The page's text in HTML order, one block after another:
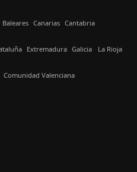
Baleares Canarias Cantabria
Extremadura Galicia La Rioja
Comunidad Valenciana